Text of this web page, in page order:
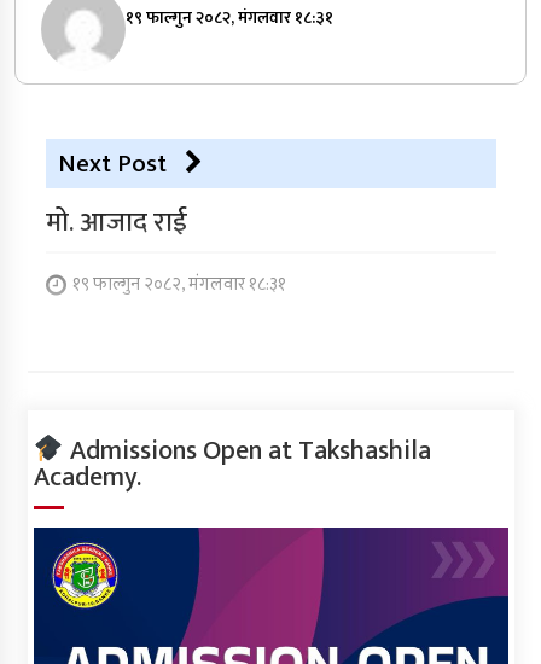
१९ फाल्गुन २०८२, मंगलवार १८:३१
Next Post
मो. आजाद राई
१९ फाल्गुन २०८२, मंगलवार १८:३१
Admissions Open at Takshashila
Academy.